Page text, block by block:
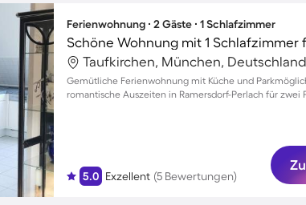
Ferienwohnung ∙ 2 Gäste ∙ 1 Schlafzimmer
Schöne Wohnung mit 1 Schlafzimmer
Taufkirchen, München, Deutschland
Gemütliche Ferienwohnung mit Küche und
romantische Auszeiten in Ramersdorf-Perlach für zwei
5.0 Exzellent (5 Bewertungen)